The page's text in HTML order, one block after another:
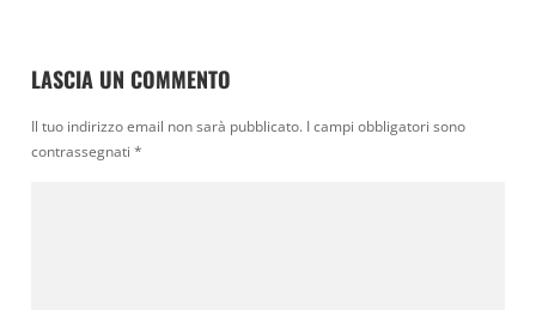
LASCIA UN COMMENTO
Il tuo indirizzo email non sarà pubblicato. I campi obbligatori sono
contrassegnati *